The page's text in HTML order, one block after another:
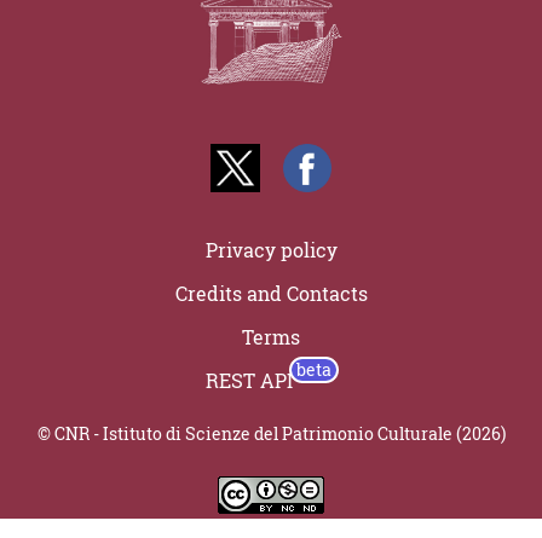
Privacy policy
Credits and Contacts
Terms
REST API
© CNR - Istituto di Scienze del Patrimonio Culturale (2026)